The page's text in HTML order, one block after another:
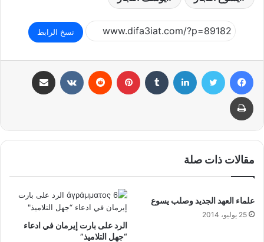
نسخ الرابط
فيسبوك تويتر لينكدإن بينتيريست
طباعة
مقالات ذات صلة
علماء العهد الجديد وصلب يسوع
25 يوليو، 2014
الرد على بارت إيرمان في ادعاء
“جهل التلاميذ”